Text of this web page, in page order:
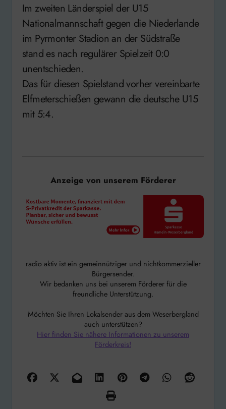
Im zweiten Länderspiel der U15
Nationalmannschaft gegen die Niederlande
im Pyrmonter Stadion an der Südstraße
stand es nach regulärer Spielzeit 0:0
unentschieden.
Das für diesen Spielstand vorher vereinbarte
Elfmeterschießen gewann die deutsche U15
mit 5:4.
Anzeige von unserem Förderer
radio aktiv ist ein gemeinnütziger und nichtkommerzieller
Bürgersender.
Wir bedanken uns bei unserem Förderer für die
freundliche Unterstützung.
Möchten Sie Ihren Lokalsender aus dem Weserbergland
auch unterstützen?
Hier finden Sie nähere Informationen zu unserem
Förderkreis!